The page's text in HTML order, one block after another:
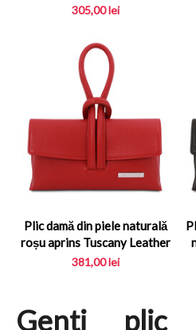
Bag ...
305,00lei
Plic damă din piele naturală
roșu aprins Tuscany Leather
381,00lei
Genti plic